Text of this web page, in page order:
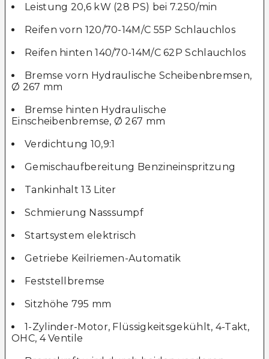
Leistung 20,6 kW (28 PS) bei 7.250/min
Reifen vorn 120/70-14M/C 55P Schlauchlos
Reifen hinten 140/70-14M/C 62P Schlauchlos
Bremse vorn Hydraulische Scheibenbremsen,
Ø 267 mm
Bremse hinten Hydraulische
Einscheibenbremse, Ø 267 mm
Verdichtung 10,9:1
Gemischaufbereitung Benzineinspritzung
Tankinhalt 13 Liter
Schmierung Nasssumpf
Startsystem elektrisch
Getriebe Keilriemen-Automatik
Feststellbremse
Sitzhöhe 795 mm
1-Zylinder-Motor, Flüssigkeitsgekühlt, 4-Takt,
OHC, 4 Ventile